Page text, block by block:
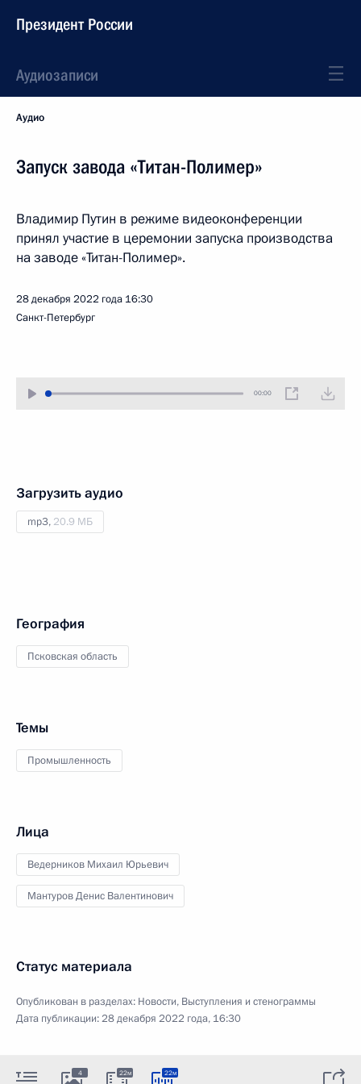
Президент России
Аудиозаписи
Аудио
Запуск завода «Титан-Полимер»
Владимир Путин в режиме видеоконференции
принял участие в церемонии запуска производства
на заводе «Титан-Полимер».
28 декабря 2022 года 16:30
Санкт-Петербург
00:00
Загрузить аудио
mp3, 20.9 МБ
География
Псковская область
Темы
Промышленность
Лица
Ведерников Михаил Юрьевич
Мантуров Денис Валентинович
Статус материала
Опубликован в разделах: Новости, Выступления и стенограммы
Дата публикации:28 декабря 2022 года, 16:30
4 22м 22м